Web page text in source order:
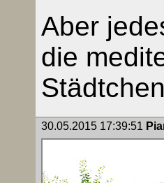
Aber
die
30.05.2015 17:39:51